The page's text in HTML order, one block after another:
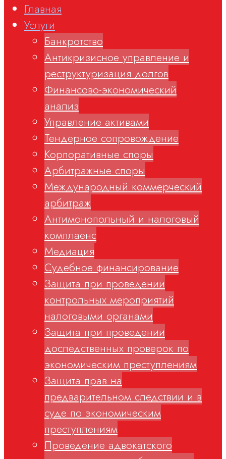
Главная
Услуги
Банкротство
Антикризисное управление и
реструктуризация долгов
Финансово-экономический
анализ
Управление активами
Тендерное сопровождение
Корпоративные споры
Арбитражные споры
Международный коммерческий
арбитраж
Антимонопольный и налоговый
комплаенс
Медиация
Судебное финансирование
Защита при проведении
контрольных мероприятий
налоговыми органами
Защита при проведении
доследственных проверок по
экономическим преступлениям
Защита прав на
предварительном следствии и в
суде по экономическим
преступлениям
Проведение адвокатского